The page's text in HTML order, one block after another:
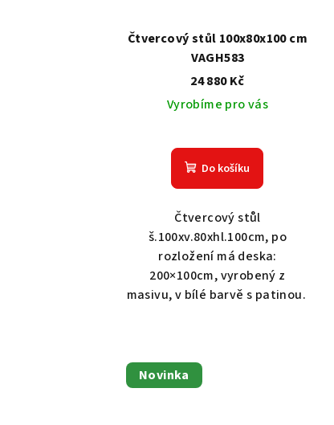
Čtvercový stůl 100x80x100 cm
VAGH583
24 880 Kč
Vyrobíme pro vás
Do košíku
Čtvercový stůl
š.100xv.80xhl.100cm, po
rozložení má deska:
200×100cm, vyrobený z
masivu, v bílé barvě s patinou.
Novinka